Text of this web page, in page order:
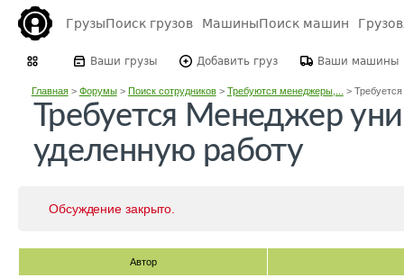
ГрузыПоиск грузов МашиныПоиск машин
Ваши грузы Добавить груз Ваши машины
Главная> Форумы> Поиск сотрудников> Требуются менеджеры,... >
Требуется Менеджер
уделенную работу
Обсуждение закрыто.
Автор